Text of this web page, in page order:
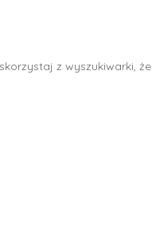
z wyszukiwarki,